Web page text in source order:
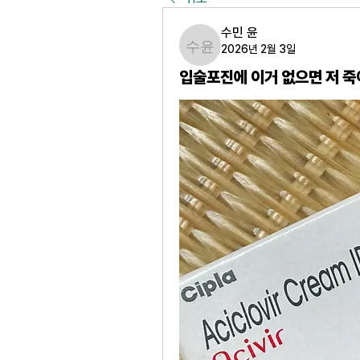
수민 윤
수민 윤
2026년 2월 3일
입술포진에 이거 없으면 저